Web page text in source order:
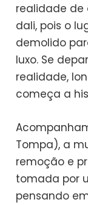
realidade de
dali, pois o
demolido
luxo. Se
realidade,
começa a
Tompa), a
remoção e
tomada por
pensando